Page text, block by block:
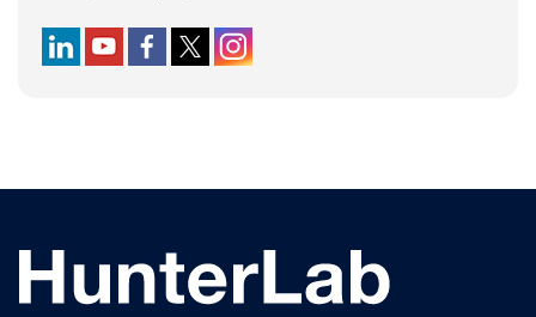
Follow us on LinkedIn
Follow us on YouTube
Follow us on Facebook
Follow us on X (formerly Twitter)
Follow us on Instagram